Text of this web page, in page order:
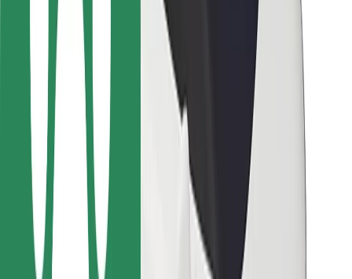
Utasoknak
Sofőröknek
Ételfutároknak
Bolt Food
Flottapartnereknek
Éttermeknek
Bolt for Business
Egyéb
Beszállítók
Felhasználási feltételek